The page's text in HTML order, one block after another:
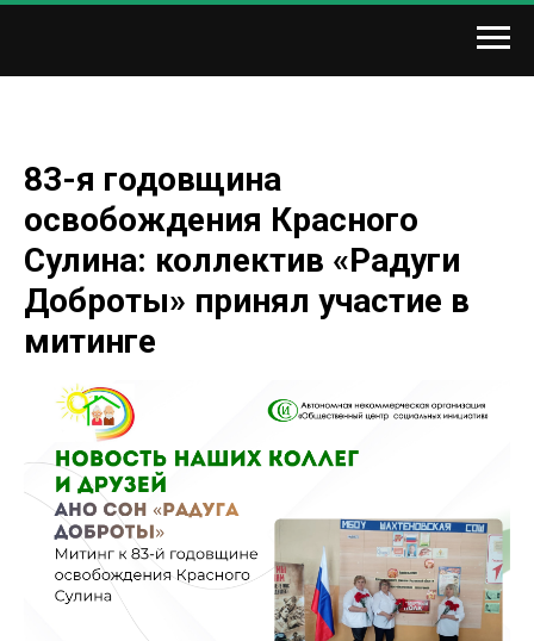
83-я годовщина
освобождения Красного
Сулина: коллектив «Радуги
Доброты» принял участие в
митинге